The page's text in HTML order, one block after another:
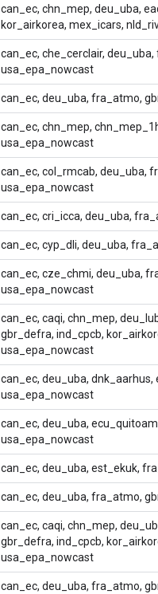
can_ec, chn_mep, deu_uba,
kor_airkorea, mex_icars,
can_ec, che_cerclair,
usa_epa_nowcast
can_ec, deu_uba, fra_atmo,
can_ec, chn_mep,
usa_epa_nowcast
can_ec, col_rmcab, deu_uba,
usa_epa_nowcast
can_ec, cri_icca, deu_uba,
can_ec, cyp_dli, deu_uba,
can_ec, cze_chmi, deu_uba,
usa_epa_nowcast
can_ec, caqi, chn_mep,
gbr_defra, ind_cpcb,
usa_epa_nowcast
can_ec, deu_uba,
usa_epa_nowcast
can_ec, deu_uba,
usa_epa_nowcast
can_ec, deu_uba, est_ekuk,
can_ec, deu_uba, fra_atmo,
can_ec, caqi, chn_mep,
gbr_defra, ind_cpcb,
usa_epa_nowcast
can_ec, deu_uba, fra_atmo,